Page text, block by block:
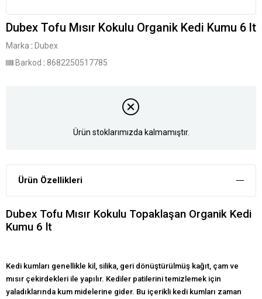
Dubex Tofu Mısır Kokulu Organik Kedi Kumu 6 lt
Marka : Dubex
Barkod : 8682250517785
Ürün stoklarımızda kalmamıştır.
Ürün Özellikleri
Dubex Tofu Mısır Kokulu Topaklaşan Organik Kedi
Kumu 6 lt
Kedi kumları genellikle kil, silika, geri dönüştürülmüş kağıt, çam ve
mısır çekirdekleri ile yapılır. Kediler patilerini temizlemek için
yaladıklarında kum midelerine gider. Bu içerikli kedi kumları zaman